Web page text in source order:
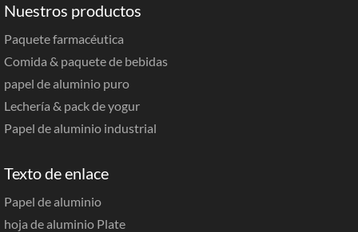
Nuestros productos
Paquete farmacéutica
Comida & paquete de bebidas
papel de aluminio puro
Lechería & pack de yogur
Papel de aluminio industrial
Texto de enlace
Papel de aluminio
hoja de aluminio Plate